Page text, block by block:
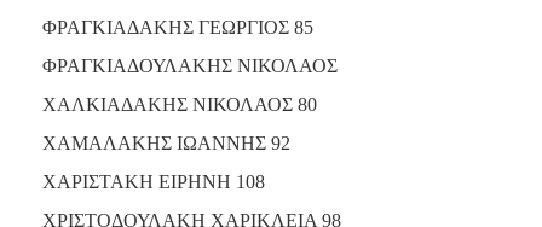
ΦΡΑΓΚΙΑΔΑΚΗΣ ΓΕΩΡΓΙΟΣ 85
ΦΡΑΓΚΙΑΔΟΥΛΑΚΗΣ ΝΙΚΟΛΑΟΣ
ΧΑΛΚΙΑΔΑΚΗΣ ΝΙΚΟΛΑΟΣ 80
ΧΑΜΑΛΑΚΗΣ ΙΩΑΝΝΗΣ 92
ΧΑΡΙΣΤΑΚΗ ΕΙΡΗΝΗ 108
ΧΡΙΣΤΟΔΟΥΛΑΚΗ ΧΑΡΙΚΛΕΙΑ 98